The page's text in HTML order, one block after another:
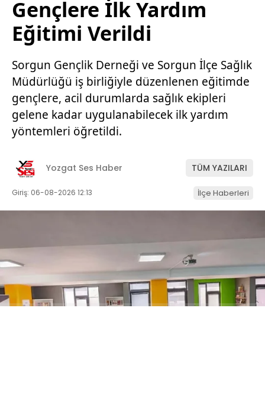
Gençlere İlk Yardım
Eğitimi Verildi
Sorgun Gençlik Derneği ve Sorgun İlçe Sağlık
Müdürlüğü iş birliğiyle düzenlenen eğitimde
gençlere, acil durumlarda sağlık ekipleri
gelene kadar uygulanabilecek ilk yardım
yöntemleri öğretildi.
Yozgat Ses Haber TÜM YAZILARI
Giriş: 06-08-2026 12:13 İlçe Haberleri